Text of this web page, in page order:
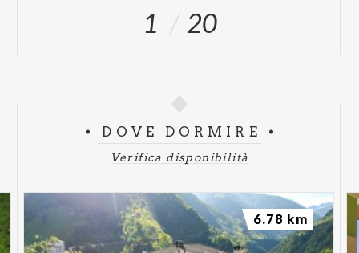
1 20
DOVE DORMIRE
Verifica disponibilità
6.78 km